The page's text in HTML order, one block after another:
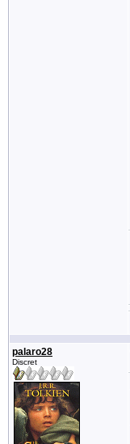
palaro28
Discret